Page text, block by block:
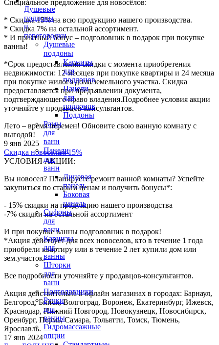
Душевые
поддоны
и
перегородки
Душевые
поддоны
Карнизы
для
поддонов
Панели
для
поддонов
Поддоны
Рамы
для
ванн
Панели
для
ванн
Лицевая
панель
Боковая
панель
Сифоны
для
ванн
Карнизы
для
ванны
Шторки
для
ванн
Подголовники
Ручки
для
ванны
Гидромассажные
опции
Специальное предложение для новосёлов:
* Скидка 15% на всю продукцию нашего производства.
* Скидка 7% на остальной ассортимент.
* И приятный бонус – подголовник в подарок при покупке
ванны!
*Срок предоставления скидки с момента приобретения
недвижимости: 12 месяцев при покупке квартиры и 24 месяца
при покупке жилого дома/земельного участка. Скидка
предоставляется при предъявлении документа,
подтверждающего право владения.Подробнее условия акции
уточняйте у продавцов-консультантов.
Лето – время перемен! Обновите свою ванную комнату с
выгодой!
9 янв 2025
Скидка новоселам 15%
УСЛОВИЯ АКЦИИ:
Вы новосел? Планируете ремонт ванной комнаты? Успейте
закупиться по старым ценам и получить бонусы*:
- 15% скидки на продукцию нашего производства
-7% скидки на остальной ассортимент
И при покупке ванны подголовник в подарок!
*Акция действует для всех новоселов, кто в течение 1 года
приобрели квартиру или в течение 2 лет купили дом или
зем.участок.
Все подробности уточняйте у продавцов-консультантов.
Акция действительна в офлайн магазинах в городах: Барнаул,
Белгород, Бийск, Волгоград, Воронеж, Екатеринбург, Ижевск,
Краснодар, Нижний Новгород, Новокузнецк, Новосибирск,
Оренбург, Пермь, Самара, Тольятти, Томск, Тюмень,
Ярославль.
17 янв 2024